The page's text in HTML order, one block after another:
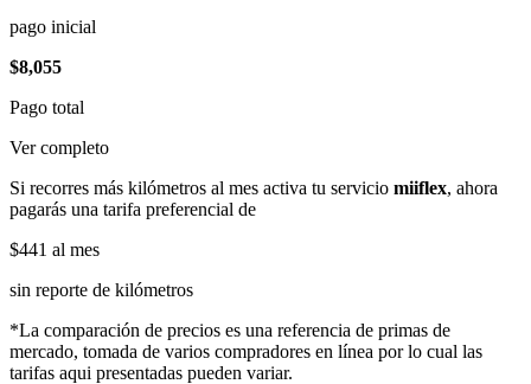
pago inicial
$8,055
Pago total
Ver completo
Si recorres más kilómetros al mes activa tu servicio miiflex, ahora
pagarás una tarifa preferencial de
$441 al mes
sin reporte de kilómetros
*La comparación de precios es una referencia de primas de
mercado, tomada de varios compradores en línea por lo cual las
tarifas aqui presentadas pueden variar.